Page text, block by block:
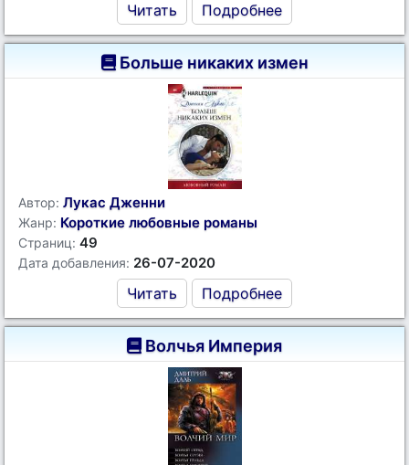
Читать Подробнее
Больше никаких измен
Автор: Лукас Дженни
Жанр: Короткие любовные романы
Страниц: 49
Дата добавления: 26-07-2020
Читать Подробнее
Волчья Империя